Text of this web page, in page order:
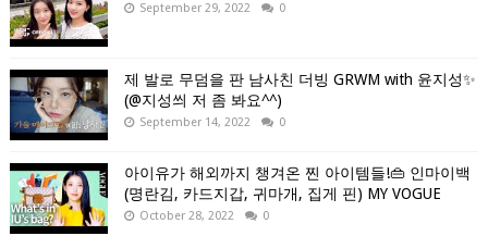
September 29, 2022 0
제 발로 무덤을 판 남사친 더빙 GRWM with 윤지성✨
(@지성씌 저 좀 봐요^^)
September 14, 2022 0
아이유가 해외까지 챙겨온 찐 아이템들!👜 인마이백
(명란김, 카드지갑, 귀마개, 집게 핀) MY VOGUE
October 28, 2022 0